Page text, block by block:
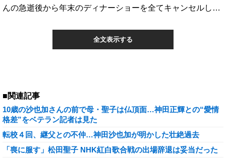
んの急逝後から年末のディナーショーを全てキャンセルし…
全文表示する
■関連記事
10歳の沙也加さんの前で母・聖子は仏頂面…神田正輝との“愛情
格差”をベテラン記者は見た
転校４回、継父との不仲…神田沙也加が明かした壮絶過去
「喪に服す」松田聖子 NHK紅白歌合戦の出場辞退は妥当だった